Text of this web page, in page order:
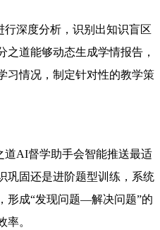
深度分析，识别出知识盲区
道能够动态生成学情报告，
习情况，制定针对性的教学策
AI督学助手会智能推送最适
巩固还是进阶题型训练，系统
形成“发现问题—解决问题”的
率。